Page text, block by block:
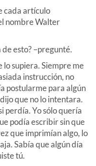
cada artículo
nombre Walter
esto? –pregunté.
supiera. Siempre me
instrucción, no
postularme para algún
que no lo intentara.
perdía. Yo sólo quería
podía escribir sin que
que imprimían algo, lo
Sabía que algún día
tú.